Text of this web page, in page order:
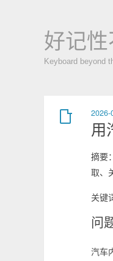
好记
Keyboard beyond
2026-
用
摘要
取、
关键
问
汽车